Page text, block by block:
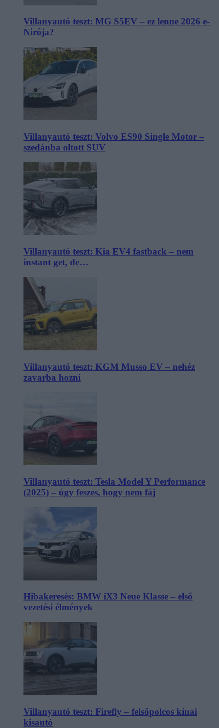
Villanyautó teszt: MG S5EV – ez lenne 2026 e-
Nirója?
Villanyautó teszt: Volvo ES90 Single Motor –
szedánba oltott SUV
Villanyautó teszt: Kia EV4 fastback – nem
instant get, de…
Villanyautó teszt: KGM Musso EV – nehéz
zavarba hozni
Villanyautó teszt: Tesla Model Y Performance
(2025) – úgy feszes, hogy nem fáj
Hibakeresés: BMW iX3 Neue Klasse – első
vezetési élmények
Villanyautó teszt: Firefly – felsőpolcos kínai
kisautó